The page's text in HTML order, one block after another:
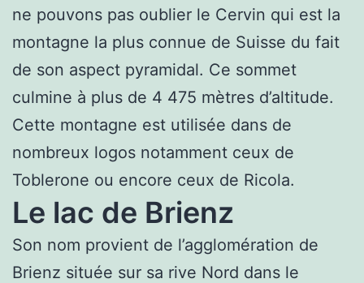
ne pouvons pas oublier le Cervin qui est la
montagne la plus connue de Suisse du fait
de son aspect pyramidal. Ce sommet
culmine à plus de 4 475 mètres d’altitude.
Cette montagne est utilisée dans de
nombreux logos notamment ceux de
Toblerone ou encore ceux de Ricola.
Le lac de Brienz
Son nom provient de l’agglomération de
Brienz située sur sa rive Nord dans le